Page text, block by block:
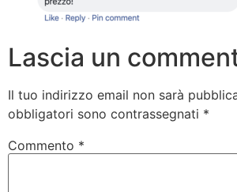
Lascia un
Il tuo indirizzo email non sarà
obbligatori sono contrassegnati *
Commento *